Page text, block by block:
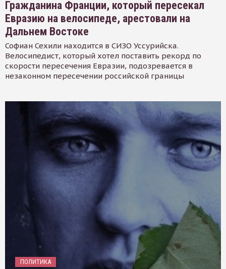
Гражданина Франции, который пересекал
Евразию на велосипеде, арестовали на
Дальнем Востоке
Софиан Сехили находится в СИЗО Уссурийска.
Велосипедист, который хотел поставить рекорд по
скорости пересечения Евразии, подозревается в
незаконном пересечении российской границы
ПОЛИТИКА